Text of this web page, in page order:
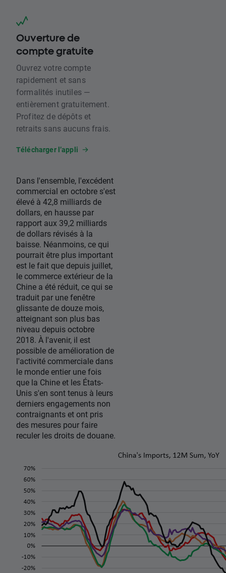
Ouverture de
compte gratuite
Ouvrez votre compte
rapidement et sans
formalités inutiles —
entièrement gratuitement.
Profitez de dépôts et
retraits sans aucuns frais.
Télécharger l’appli
Dans l'ensemble, l'excédent
commercial en octobre s'est
élevé à 42,8 milliards de
dollars, en hausse par
rapport aux 39,2 milliards
de dollars révisés à la
baisse. Néanmoins, ce qui
pourrait être plus important
est le fait que depuis juillet,
le commerce extérieur de la
Chine a été réduit, ce qui se
traduit par une fenêtre
glissante de douze mois,
atteignant son plus bas
niveau depuis octobre
2018. À l'avenir, il est
possible de amélioration de
l'activité commerciale dans
le monde entier une fois
que la Chine et les États-
Unis s'en sont tenus à leurs
derniers engagements non
contraignants et ont pris
des mesures pour faire
reculer les droits de douane.